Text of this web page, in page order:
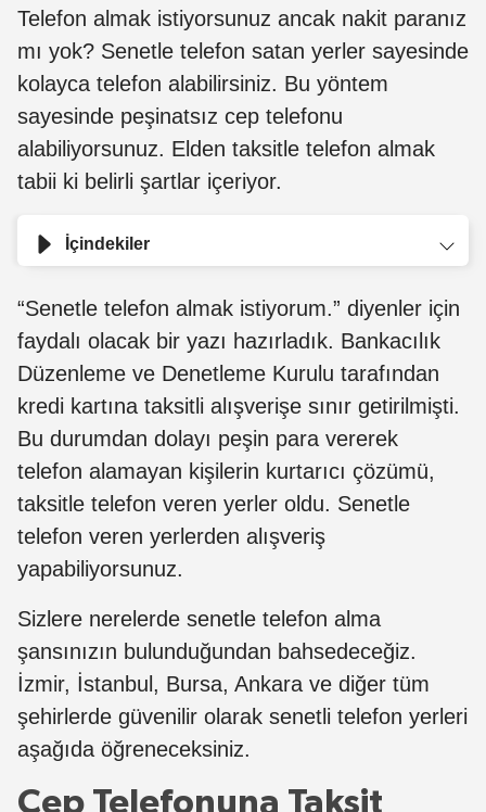
Telefon almak istiyorsunuz ancak nakit paranız
mı yok? Senetle telefon satan yerler sayesinde
kolayca telefon alabilirsiniz. Bu yöntem
sayesinde peşinatsız cep telefonu
alabiliyorsunuz. Elden taksitle telefon almak
tabii ki belirli şartlar içeriyor.
İçindekiler
“Senetle telefon almak istiyorum.” diyenler için
faydalı olacak bir yazı hazırladık. Bankacılık
Düzenleme ve Denetleme Kurulu tarafından
kredi kartına taksitli alışverişe sınır getirilmişti.
Bu durumdan dolayı peşin para vererek
telefon alamayan kişilerin kurtarıcı çözümü,
taksitle telefon veren yerler oldu. Senetle
telefon veren yerlerden alışveriş
yapabiliyorsunuz.
Sizlere nerelerde senetle telefon alma
şansınızın bulunduğundan bahsedeceğiz.
İzmir, İstanbul, Bursa, Ankara ve diğer tüm
şehirlerde güvenilir olarak senetli telefon yerleri
aşağıda öğreneceksiniz.
Cep Telefonuna Taksit